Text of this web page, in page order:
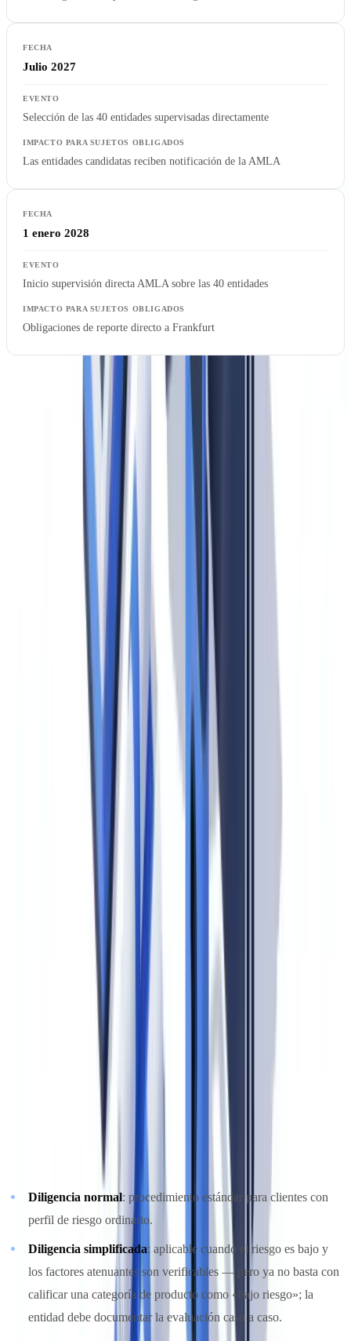
Julio 2027
Selección de las 40 entidades supervisadas directamente
Las entidades candidatas reciben notificación de la AMLA
1 enero 2028
Inicio supervisión directa AMLA sobre las 40 entidades
Obligaciones de reporte directo a Frankfurt
El calendario es exigente. Las entidades que deban adaptar sus
sistemas de gestión de riesgos, sus procedimientos de KYC y sus
políticas internas tienen menos de 13 meses desde hoy para estar
listas cuando el AMLR entre en vigor.
¿Listo para automatizar sus verificaciones?
Solicitar un piloto gratuito
Obligaciones fundamentales del AMLR para
todos los sujetos obligados
El AMLR es la norma que más impacto tendrá en el día a día de los
se aplica directamente el 10 de julio de 2027 sin
Identificación del titular real
El umbral para la identificación obligatoria del beneficiario real se
25% o más
de participación o control. Este cambio
respecto al anterior «más del 25%» parece menor, pero tiene
consecuencias prácticas: una participación exactamente del 25%
ahora obliga a identificar al titular, lo que antes quedaba en zona gris
en algunas jurisdicciones.
"El Reglamento AMLR establece por primera vez un umbral
frente al anterior 'más del 25 %'."
Fuente: Reglamento (UE)
2024/1624, artículo 62
KYC unificado: diligencia normal, reforzada y simplificada
El AMLR armoniza los tres niveles de diligencia debida:
Diligencia normal: procedimiento estándar para clientes con
perfil de riesgo ordinario.
Diligencia simplificada: aplicable cuando el riesgo es bajo y
los factores atenuantes son verificables — pero ya no basta con
calificar una categoría de producto como «bajo riesgo»; la
entidad debe documentar la evaluación caso a caso.